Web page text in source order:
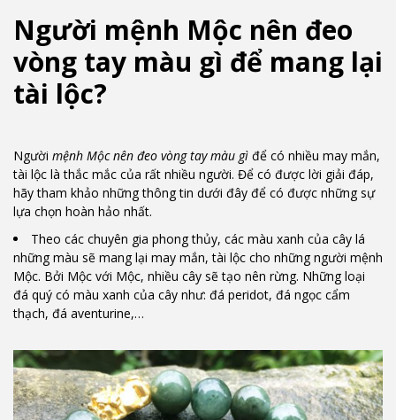
Người mệnh Mộc nên đeo
vòng tay màu gì để mang lại
tài lộc?
Người mệnh Mộc nên đeo vòng tay màu gì để có nhiều may mắn,
tài lộc là thắc mắc của rất nhiều người. Để có được lời giải đáp,
hãy tham khảo những thông tin dưới đây để có được những sự
lựa chọn hoàn hảo nhất.
Theo các chuyên gia phong thủy, các màu xanh của cây lá
những màu sẽ mang lại may mắn, tài lộc cho những người mệnh
Mộc. Bởi Mộc với Mộc, nhiều cây sẽ tạo nên rừng. Những loại
đá quý có màu xanh của cây như: đá peridot, đá ngọc cẩm
thạch, đá aventurine,…